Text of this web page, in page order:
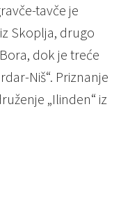
tavče je
Skoplja, drugo
dok je treće
Niš“. Priznanje
„Ilinden“ iz